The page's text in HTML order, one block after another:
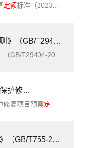
定额标准（2023年版）》【全文附高清无水印PDF版+可编辑word版下载】简介：为进一步加强我省土地整治项目预算管理，提升土地整治项目预算编制规范化水平，更好地助力乡村振兴，根据国家和省有关规定，结合我省实际，省自然资源厅对2014年12月印发的《山东省土地开发整理项目预算
2025）【高清无水印PDF版下载】
【高清无水印PDF版下载】本文件规定了灌溉用水
目预算
修复项目预算定额
2025）【高清无水印PDF版下载】